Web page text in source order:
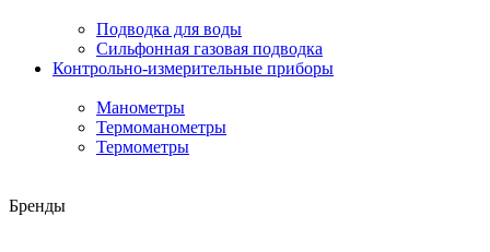
Подводка для воды
Сильфонная газовая подводка
Контрольно-измерительные приборы
Манометры
Термоманометры
Термометры
Бренды